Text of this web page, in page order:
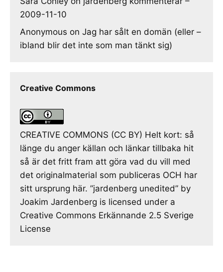
2009-11-10
Anonymous on Jag har sålt en domän (eller –
ibland blir det inte som man tänkt sig)
Creative Commons
CREATIVE COMMONS (CC BY) Helt kort: så
länge du anger källan och länkar tillbaka hit
så är det fritt fram att göra vad du vill med
det originalmaterial som publiceras OCH har
sitt ursprung här. ”jardenberg unedited” by
Joakim Jardenberg is licensed under a
Creative Commons Erkännande 2.5 Sverige
License